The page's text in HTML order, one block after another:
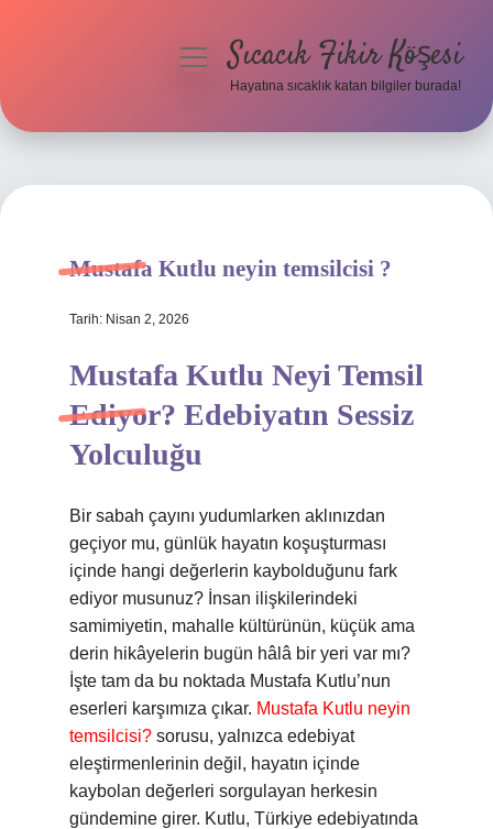
Hakkımızda
menüyüSıcacık Fikir Köşesi
Hayatına sıcaklık katan bilgiler burada!
Mustafa Kutlu neyin temsilcisi ?
Tarih: Nisan 2, 2026
Mustafa Kutlu Neyi Temsil
Ediyor? Edebiyatın Sessiz
Yolculuğu
Bir sabah çayını yudumlarken aklınızdan
geçiyor mu, günlük hayatın koşuşturması
içinde hangi değerlerin kaybolduğunu fark
ediyor musunuz? İnsan ilişkilerindeki
samimiyetin, mahalle kültürünün, küçük ama
derin hikâyelerin bugün hâlâ bir yeri var mı?
İşte tam da bu noktada Mustafa Kutlu’nun
eserleri karşımıza çıkar. Mustafa Kutlu neyin
temsilcisi? sorusu, yalnızca edebiyat
eleştirmenlerinin değil, hayatın içinde
kaybolan değerleri sorgulayan herkesin
gündemine girer. Kutlu, Türkiye edebiyatında